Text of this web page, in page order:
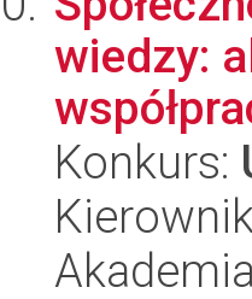
wiedzy:
Konkurs: